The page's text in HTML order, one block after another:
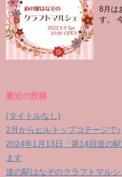
8月は
す。
最近の投稿
(タイトルなし)
2月からヒルトップコテージで♪
2024年1月13日「第14回道の
ます
道の駅はなぞのクラフトマル